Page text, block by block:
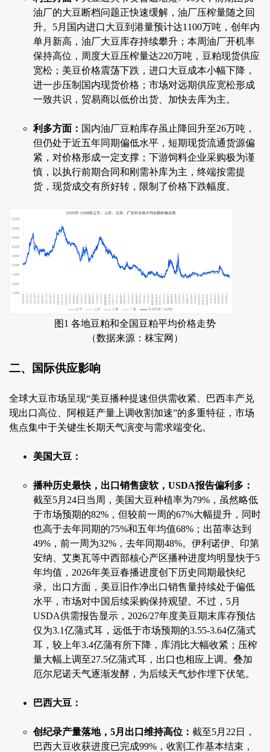
油厂的大豆断档问题正快速缓解，油厂压榨量随之回
升。5月国内进口大豆到港量预计达1100万吨，创年内
单月新高，油厂大豆库存持续攀升；本周油厂开机率
保持高位，周度大豆压榨量达220万吨，豆粕现货供应
宽松；美豆价格震荡下跌，进口大豆成本小幅下降，
进一步压制国内现货价格；市场对远期供应宽松形成
一致共识，贸易商以低价出货、加快去库为主。
利多方面： 国内油厂豆粕库存虽止降回升至26万吨，
但仍处于近五年同期偏低水平，短期现货流通货源偏
紧，对价格形成一定支撑；下游饲料企业采购极为谨
慎，以执行前期合同和刚需补库为主，终端按需提
货，现货成交有所好转，限制了价格下跌幅度。
图1 各地豆粕和全国豆粕平均价格走势
（数据来源：秣宝网）
二、国际供应影响
全球大豆市场呈现“美豆播种提速但供需收紧、巴西丰产兑
现出口高位、阿根廷产量上调收割加速”的多重特征，市场
焦点集中于关键生长期天气演变与需求端变化。
美国大豆：
播种历史最快，出口销售疲软，USDA报告偏利多：
截至5月24日当周，美国大豆种植率为79%，虽然略低
于市场预期的82%，但较前一周的67%大幅提升，同时
也高于去年同期的75%和五年均值68%；出苗率达到
49%，前一周为32%，去年同期48%。伊利诺伊、印第
安纳、艾奥瓦等中西部核心产区播种进度均明显快于5
年均值，2026年美豆春播进度创下历史同期最快纪
录。出口方面，美豆旧作净出口销售量持续处于偏低
水平，市场对中国后续采购保持观望。不过，5月
USDA供需报告显示，2026/27年度美豆期末库存预估
仅为3.1亿蒲式耳，远低于市场预期的3.55-3.64亿蒲式
耳，较上年3.4亿蒲有所下降，库消比大幅收紧；压榨
量大幅上调至27.5亿蒲式耳，出口也相应上调。叠加
厄尔尼诺天气逐渐发酵，为后续天气炒作埋下伏笔。
巴西大豆：
创纪录产量落地，5月出口维持高位： 截至5月22日，
巴西大豆收获进度已完成99%，收割工作基本结束，